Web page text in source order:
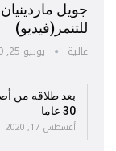
جويل
للتنمر(فيديو)
عالية يونيو 25, 2020
بعد طلاقه من
30 عاما
أغسطس 17, 2020